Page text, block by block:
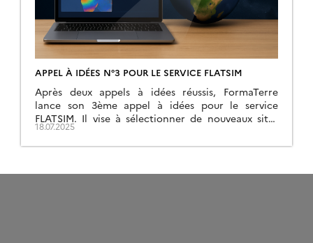
APPEL À IDÉES N°3 POUR LE SERVICE FLATSIM
Après deux appels à idées réussis, FormaTerre
lance son 3ème appel à idées pour le service
FLATSIM. Il vise à sélectionner de nouveaux sites
afin de compléter l’inventaire des besoins de la
communauté scientifique française pour le suivi
l’InSAR.
18.07.2025